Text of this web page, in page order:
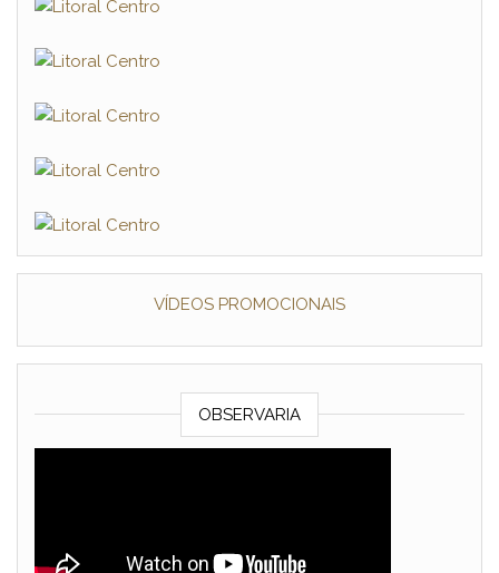
VÍDEOS PROMOCIONAIS
OBSERVARIA